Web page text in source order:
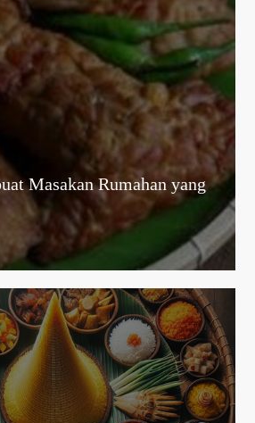
Masakan Rumahan yang